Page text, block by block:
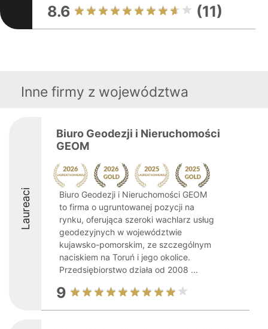
8.6 (11)
Inne firmy z województwa
Laureaci
Biuro Geodezji i Nieruchomości
GEOM
Biuro Geodezji i Nieruchomości GEOM
to firma o ugruntowanej pozycji na
rynku, oferująca szeroki wachlarz usług
geodezyjnych w województwie
kujawsko-pomorskim, ze szczególnym
naciskiem na Toruń i jego okolice.
Przedsiębiorstwo działa od 2008 ...
9